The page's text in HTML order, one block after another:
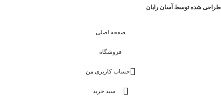
طراحی شده توسط آسان رایان
صفحه اصلی
فروشگاه
حساب کاربری من
سبد خرید